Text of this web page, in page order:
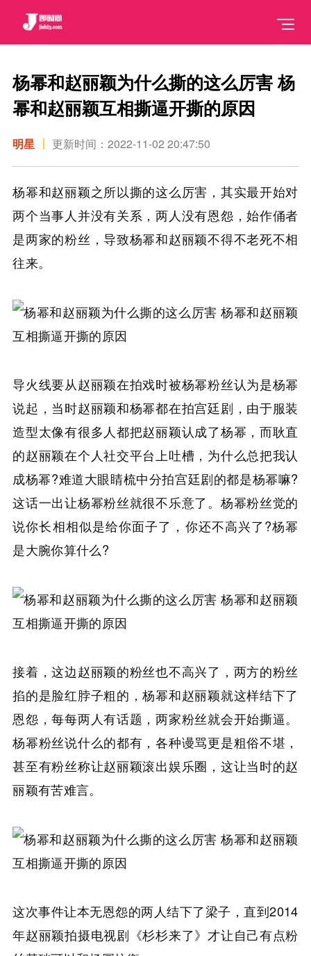
杨幂和赵丽颖为什么撕的这么厉害 杨
幂和赵丽颖互相撕逼开撕的原因
明星 更新时间：2022-11-02 20:47:50
杨幂和赵丽颖之所以撕的这么厉害，其实最开始对
两个当事人并没有关系，两人没有恩怨，始作俑者
是两家的粉丝，导致杨幂和赵丽颖不得不老死不相
往来。
导火线要从赵丽颖在拍戏时被杨幂粉丝认为是杨幂
说起，当时赵丽颖和杨幂都在拍宫廷剧，由于服装
造型太像有很多人都把赵丽颖认成了杨幂，而耿直
的赵丽颖在个人社交平台上吐槽，为什么总把我认
成杨幂?难道大眼睛梳中分拍宫廷剧的都是杨幂嘛?
这话一出让杨幂粉丝就很不乐意了。杨幂粉丝觉的
说你长相相似是给你面子了，你还不高兴了?杨幂
是大腕你算什么?
接着，这边赵丽颖的粉丝也不高兴了，两方的粉丝
掐的是脸红脖子粗的，杨幂和赵丽颖就这样结下了
恩怨，每每两人有话题，两家粉丝就会开始撕逼。
杨幂粉丝说什么的都有，各种谩骂更是粗俗不堪，
甚至有粉丝称让赵丽颖滚出娱乐圈，这让当时的赵
丽颖有苦难言。
这次事件让本无恩怨的两人结下了梁子，直到2014
年赵丽颖拍摄电视剧《杉杉来了》才让自己有点粉